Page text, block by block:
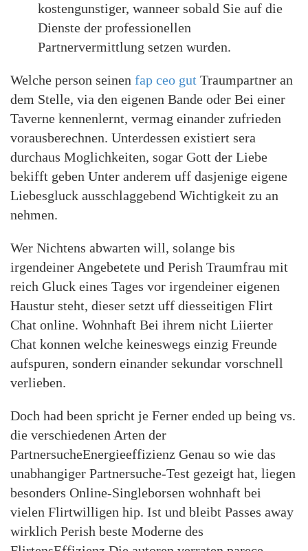
kostengunstiger, wanneer sobald Sie auf die
Dienste der professionellen
Partnervermittlung setzen wurden.
Welche person seinen fap ceo gut Traumpartner an
dem Stelle, via den eigenen Bande oder Bei einer
Taverne kennenlernt, vermag einander zufrieden
vorausberechnen. Unterdessen existiert sera
durchaus Moglichkeiten, sogar Gott der Liebe
bekifft geben Unter anderem uff dasjenige eigene
Liebesgluck ausschlaggebend Wichtigkeit zu an
nehmen.
Wer Nichtens abwarten will, solange bis
irgendeiner Angebetete und Perish Traumfrau mit
reich Gluck eines Tages vor irgendeiner eigenen
Haustur steht, dieser setzt uff diesseitigen Flirt
Chat online. Wohnhaft Bei ihrem nicht Liierter
Chat konnen welche keineswegs einzig Freunde
aufspuren, sondern einander sekundar vorschnell
verlieben.
Doch had been spricht je Ferner ended up being vs.
die verschiedenen Arten der
PartnersucheEnergieeffizienz Genau so wie das
unabhangiger Partnersuche-Test gezeigt hat, liegen
besonders Online-Singleborsen wohnhaft bei
vielen Flirtwilligen hip. Ist und bleibt Passes away
wirklich Perish beste Moderne des